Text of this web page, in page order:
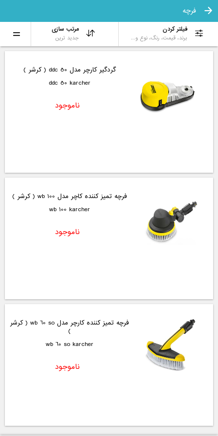
فرچه
فیلتر کردن
برند، قیمت، رنگ، نوع و...
مرتب سازی
جدید ترین
گردگیر کارچر مدل ddc 50 ( کرشر )
ddc 50 karcher
ناموجود
فرچه تمیز کننده کاچر مدل wb 100 ( کرشر )
wb 100 karcher
ناموجود
فرچه تمیز کننده کارچر مدل wb 60 so ( کرشر
)
wb 60 so karcher
ناموجود